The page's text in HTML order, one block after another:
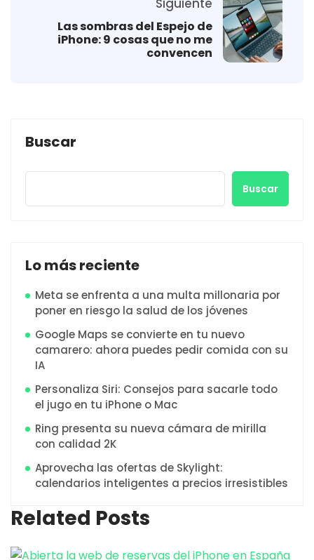
Siguiente
Las sombras del Espejo de
iPhone: 9 cosas que no me
convencen
Buscar
Buscar
Lo más reciente
Meta se enfrenta a una multa millonaria por
poner en riesgo la salud de los jóvenes
Google Maps se convierte en tu nuevo
camarero: ahora puedes pedir comida con su
IA
Personaliza Siri: Consejos para sacarle todo
el jugo en tu iPhone o Mac
Ring presenta su nueva cámara de mirilla
con calidad 2K
Aprovecha las ofertas de Skylight:
calendarios inteligentes a precios irresistibles
Related Posts